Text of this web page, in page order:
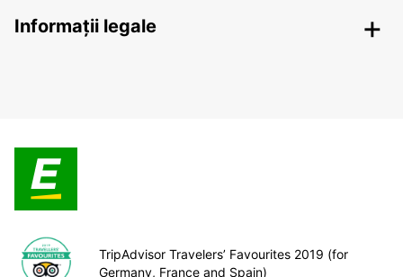
Informații legale
TripAdvisor Travelers’ Favourites 2019 (for
Germany, France and Spain)